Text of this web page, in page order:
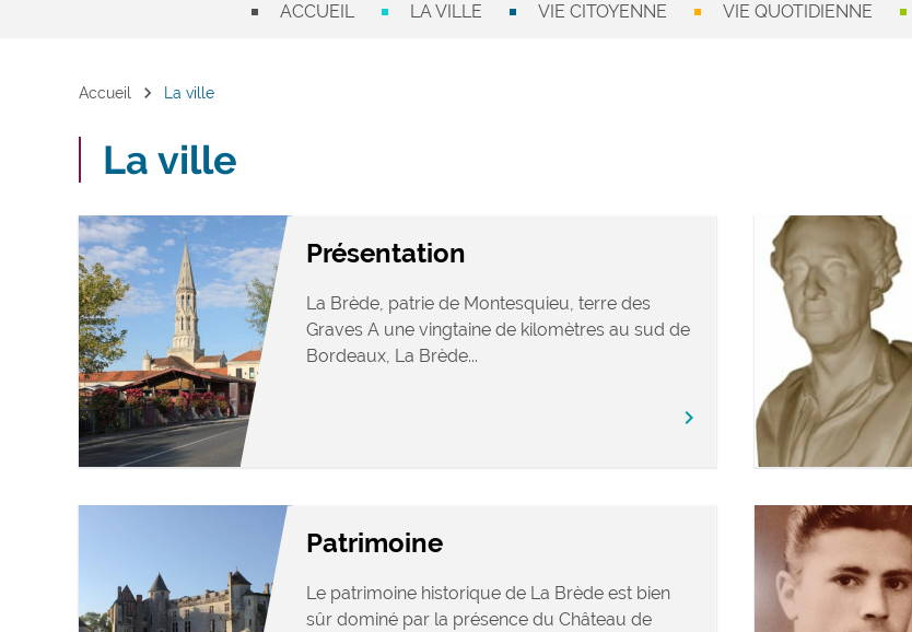
ACCUEIL LA VILLE VIE CITOYENNE VIE QUOTIDIENNE
Accueil chevron_right La ville
La ville
Présentation
La Brède, patrie de Montesquieu, terre des
Graves A une vingtaine de kilomètres au sud de
Bordeaux, La Brède...
chevron_right
Patrimoine
Le patrimoine historique de La Brède est bien
sûr dominé par la présence du Château de